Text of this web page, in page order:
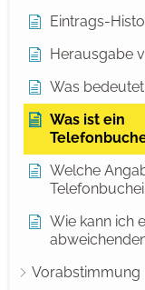
Eintrags-
Herausgabe
Was
Was ist ein
Welche
Wie kann ich
Vorabstimmung